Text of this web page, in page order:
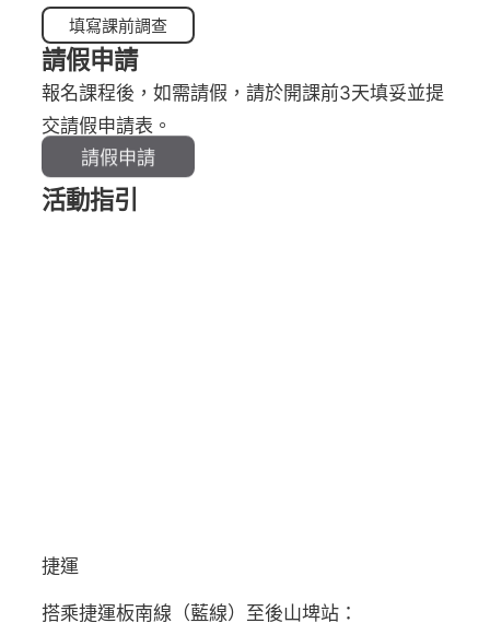
填寫課前調查
請假申請
報名課程後，如需請假，請於開課前3天填妥並提
交請假申請表。
請假申請
活動指引
捷運
搭乘捷運板南線（藍線）至後山埤站：